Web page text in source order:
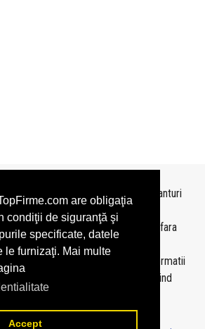
are obligaţia
condiţii de siguranţă şi
specificate, datele
le furnizaţi. Mai multe
Accept
deTopFirme
pe baza ultimelor bilanturi
topurilor fara acordul TopFirme si fara
topuri personalizate
sau informatii
va rugam sa ne contactati folosind